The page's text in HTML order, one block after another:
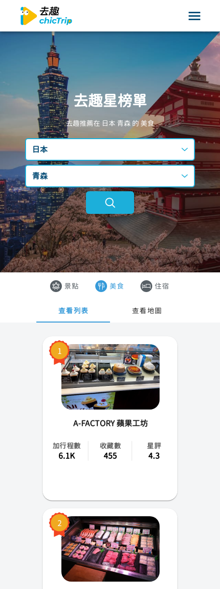
去趣星榜單
去趣推薦在 日本 青森 的 美食
日本
台灣
日本
韓國
香港
澳門
青森
不限區域
東京
大阪
沖繩
仙台
景點 美食 住宿
查看列表 查看地圖
1
A-FACTORY 蘋果工坊
加行程數
6.1K
收藏數
455
星評
4.3
2